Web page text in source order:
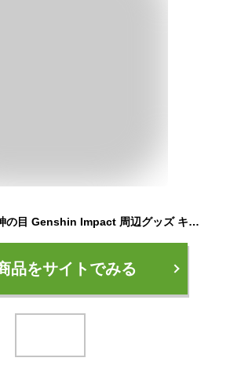
原神神の目時計原神 神の目 Genshin Impact 周辺グッズ キーホルダー 夜光 コスプレ こすぷれ コスプレグッズ グッズ プレゼント ギフト 送料無料プレゼント
品をサイトでみる